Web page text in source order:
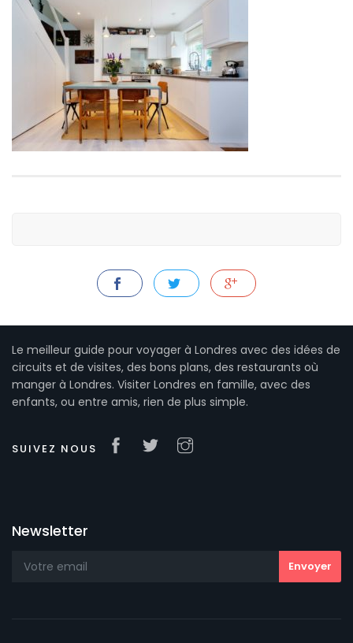
Le meilleur guide pour voyager à Londres avec des idées de
circuits et de visites, des bons plans, des restaurants où
manger à Londres. Visiter Londres en famille, avec des
enfants, ou entre amis, rien de plus simple.
SUIVEZ NOUS
Newsletter